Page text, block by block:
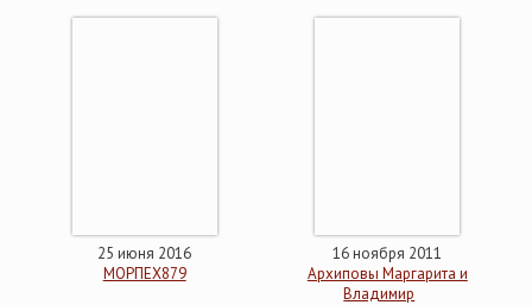
25 июня 2016
МОРПЕХ879
16 ноября 2011
Архиповы Маргарита и
Владимир